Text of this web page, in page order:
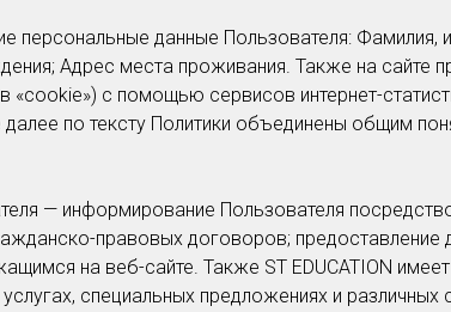
персональные данные Пользователя: Фамилия,
Адрес места проживания. Также на сайте
«cookie») с помощью сервисов интернет-
по тексту Политики объединены общим
— информирование Пользователя
правовых договоров; предоставление
на веб-сайте. Также ST EDUCATION
специальных предложениях и различных